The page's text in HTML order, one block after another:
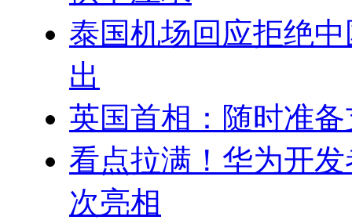
泰国机场回应拒绝
出
英国首相：随时准
看点拉满！华为开
次亮相